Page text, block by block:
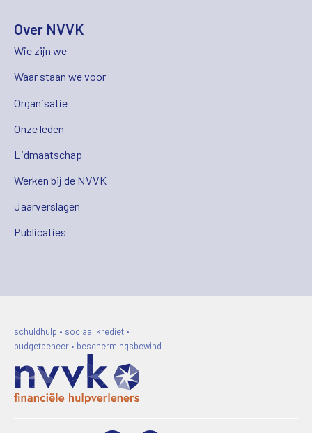
Over NVVK
Wie zijn we
Waar staan we voor
Organisatie
Onze leden
Lidmaatschap
Werken bij de NVVK
Jaarverslagen
Publicaties
schuldhulp • sociaal krediet •
budgetbeheer • beschermingsbewind